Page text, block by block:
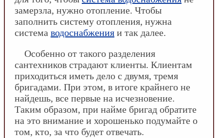
замерзла, нужно отопление. Чтобы
заполнить систему отопления, нужна
система водоснабжения и так далее.
Особенно от такого разделения
сантехников страдают клиенты. Клиентам
приходиться иметь дело с двумя, тремя
бригадами. При этом, в итоге крайнего не
найдешь, все первые на исчезновение.
Таким образом, при найме бригад обратите
на это внимание и хорошенько подумайте о
том, кто, за что будет отвечать.